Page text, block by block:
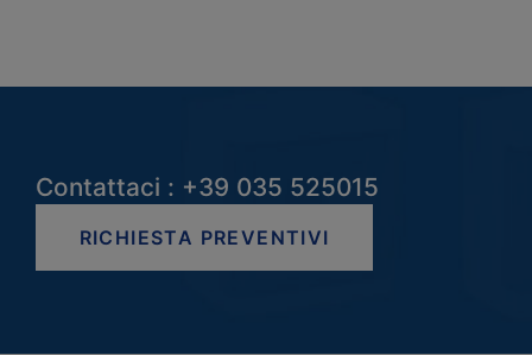
Contattaci : +39 035 525015
RICHIESTA PREVENTIVI